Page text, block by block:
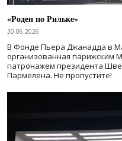
«Роден по Рильке»
30.06.2026
В Фонде Пьера Джанадда в
организованная парижским
патронажем президента
Пармелена. Не пропустите!